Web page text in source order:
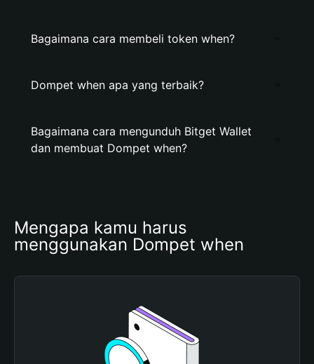
Bagaimana cara membeli token when?
Dompet when apa yang terbaik?
Bagaimana cara mengunduh Bitget Wallet
dan membuat Dompet when?
Mengapa kamu harus
menggunakan Dompet when